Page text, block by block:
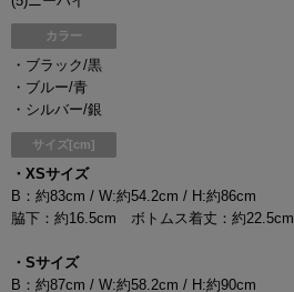
カラー
・ブラック/黒
・ブルー/青
・シルバー/銀
サイズ[cm]
・XSサイズ
B：約83cm / W:約54.2cm / H:約86cm
脇下：約16.5cm ボトムス着丈：約22.5cm
・Sサイズ
B：約87cm / W:約58.2cm / H:約90cm